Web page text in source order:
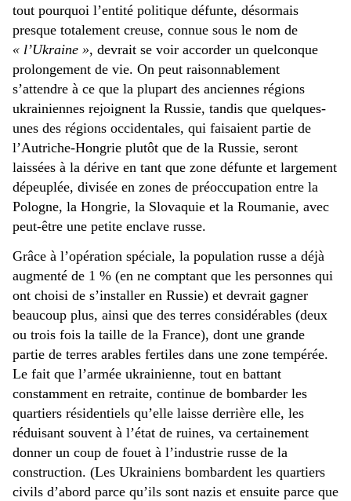
tout pourquoi l’entité politique défunte, désormais
presque totalement creuse, connue sous le nom de
« l’Ukraine », devrait se voir accorder un quelconque
prolongement de vie. On peut raisonnablement
s’attendre à ce que la plupart des anciennes régions
ukrainiennes rejoignent la Russie, tandis que quelques-
unes des régions occidentales, qui faisaient partie de
l’Autriche-Hongrie plutôt que de la Russie, seront
laissées à la dérive en tant que zone défunte et largement
dépeuplée, divisée en zones de préoccupation entre la
Pologne, la Hongrie, la Slovaquie et la Roumanie, avec
peut-être une petite enclave russe.
Grâce à l’opération spéciale, la population russe a déjà
augmenté de 1 % (en ne comptant que les personnes qui
ont choisi de s’installer en Russie) et devrait gagner
beaucoup plus, ainsi que des terres considérables (deux
ou trois fois la taille de la France), dont une grande
partie de terres arables fertiles dans une zone tempérée.
Le fait que l’armée ukrainienne, tout en battant
constamment en retraite, continue de bombarder les
quartiers résidentiels qu’elle laisse derrière elle, les
réduisant souvent à l’état de ruines, va certainement
donner un coup de fouet à l’industrie russe de la
construction. (Les Ukrainiens bombardent les quartiers
civils d’abord parce qu’ils sont nazis et ensuite parce que